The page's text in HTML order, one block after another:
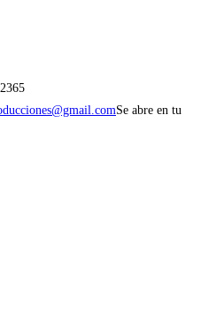
Se abre en tu